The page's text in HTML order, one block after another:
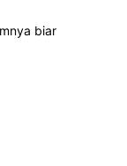
biar